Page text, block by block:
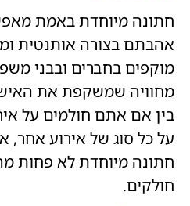
חתונה מיוחדת באמת
אהבתם בצורה אותנטית
מוקפים בחברים ובבני
מחוויה שמשקפת את
בין אם אתם חולמים על
על כל סוג של אירוע אחר,
חתונה מיוחדת לא פחות
חולקים.